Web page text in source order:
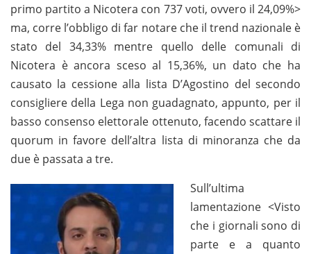
primo partito a Nicotera con 737 voti, ovvero il 24,09%>
ma, corre l’obbligo di far notare che il trend nazionale è
stato del 34,33% mentre quello delle comunali di
Nicotera è ancora sceso al 15,36%, un dato che ha
causato la cessione alla lista D’Agostino del secondo
consigliere della Lega non guadagnato, appunto, per il
basso consenso elettorale ottenuto, facendo scattare il
quorum in favore dell’altra lista di minoranza che da
due è passata a tre.
Sull’ultima
lamentazione <Visto
che i giornali sono di
parte e a quanto